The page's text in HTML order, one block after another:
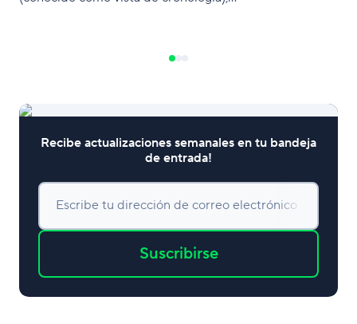
y enlazar las tareas dependientes.
Recibe actualizaciones semanales en tu bandeja
de entrada!
Escribe tu dirección de correo electrónico
Suscribirse